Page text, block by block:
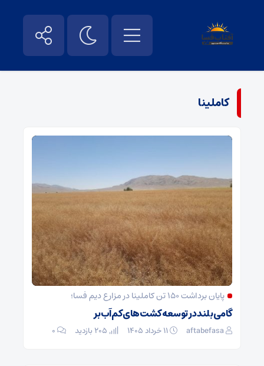
کاملینا
پایان برداشت ۱۵۰ تن کاملینا در مزارع دیم فسا؛
گامی بلند در توسعه کشت‌های کم‌آب‌بر
aftabefasa ۰